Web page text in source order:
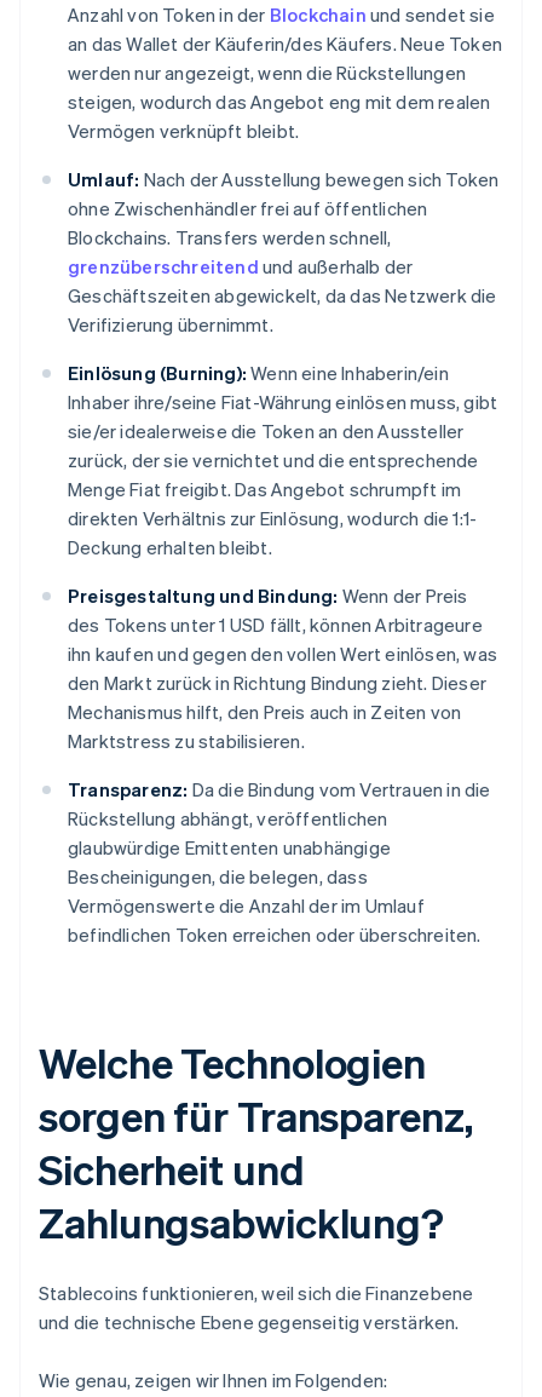
Anzahl von Token in der Blockchain und sendet sie
an das Wallet der Käuferin/des Käufers. Neue Token
werden nur angezeigt, wenn die Rückstellungen
steigen, wodurch das Angebot eng mit dem realen
Vermögen verknüpft bleibt.
Umlauf: Nach der Ausstellung bewegen sich Token
ohne Zwischenhändler frei auf öffentlichen
Blockchains. Transfers werden schnell,
grenzüberschreitend und außerhalb der
Geschäftszeiten abgewickelt, da das Netzwerk die
Verifizierung übernimmt.
Einlösung (Burning): Wenn eine Inhaberin/ein
Inhaber ihre/seine Fiat-Währung einlösen muss, gibt
sie/er idealerweise die Token an den Aussteller
zurück, der sie vernichtet und die entsprechende
Menge Fiat freigibt. Das Angebot schrumpft im
direkten Verhältnis zur Einlösung, wodurch die 1:1-
Deckung erhalten bleibt.
Preisgestaltung und Bindung: Wenn der Preis
des Tokens unter 1 USD fällt, können Arbitrageure
ihn kaufen und gegen den vollen Wert einlösen, was
den Markt zurück in Richtung Bindung zieht. Dieser
Mechanismus hilft, den Preis auch in Zeiten von
Marktstress zu stabilisieren.
Transparenz: Da die Bindung vom Vertrauen in die
Rückstellung abhängt, veröffentlichen
glaubwürdige Emittenten unabhängige
Bescheinigungen, die belegen, dass
Vermögenswerte die Anzahl der im Umlauf
befindlichen Token erreichen oder überschreiten.
Welche Technologien
sorgen für Transparenz,
Sicherheit und
Zahlungsabwicklung?
Stablecoins funktionieren, weil sich die Finanzebene
und die technische Ebene gegenseitig verstärken.
Wie genau, zeigen wir Ihnen im Folgenden: